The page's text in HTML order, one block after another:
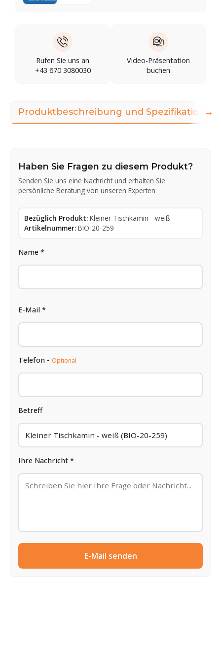
Rufen Sie uns an
+43 670 3080030
Video-Präsentation
buchen
Produktbeschreibung und Spezifikationen
Haben Sie Fragen zu diesem Produkt?
Senden Sie uns eine Nachricht und erhalten Sie
persönliche Beratung von unseren Experten
Bezüglich Produkt: Kleiner Tischkamin - weiß
Artikelnummer: BIO-20-259
Name *
E-Mail *
Telefon - Optional
Betreff
Ihre Nachricht *
E-Mail senden
→